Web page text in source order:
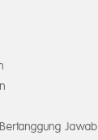
Jawab